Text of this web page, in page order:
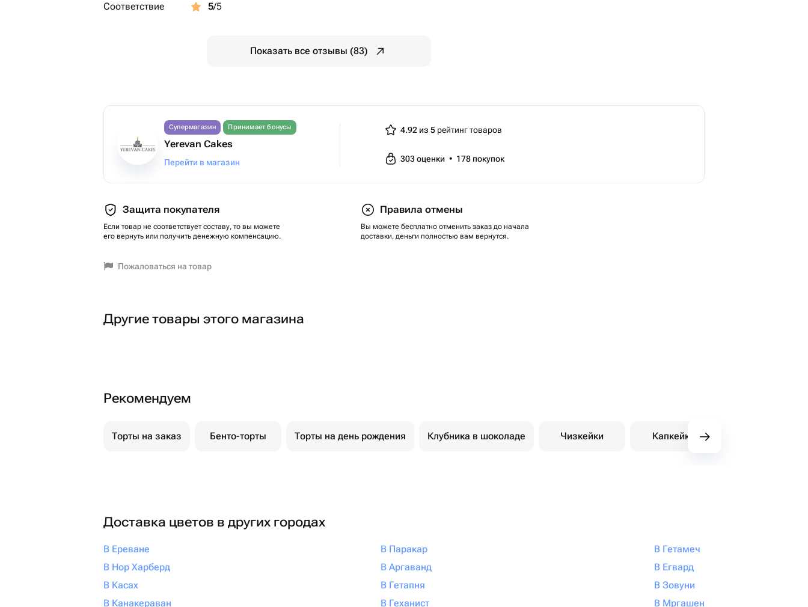
Соответствие
5/5
Показать все отзывы (83)
Супермагазин Принимает бонусы
Yerevan Cakes
Перейти в магазин
4.92 из 5рейтинг товаров
303оценки • 178 покупок
Защита покупателя
Если товар не соответствует составу, то вы можете
его вернуть или получить денежную компенсацию.
Правила отмены
Вы можете бесплатно отменить заказ до начала
доставки, деньги полностью вам вернутся.
Пожаловаться на товар
Другие товары этого магазина
Рекомендуем
Торты на заказ Бенто-торты Торты на день рождения Клубника в шоколаде Чизкейки Капкейки
Доставка цветов в других городах
В Ереване
В Нор Харберд
В Касах
В Канакераван
В Паракар
В Аргаванд
В Гетапня
В Геханист
В Гетамеч
В Егвард
В Зовуни
В Мргашен